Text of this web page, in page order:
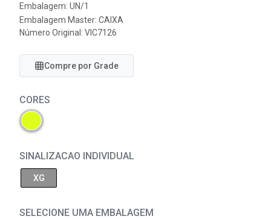
Embalagem: UN/1
Embalagem Master: CAIXA
Número Original: VIC7126
Compre por Grade
CORES
SINALIZACAO INDIVIDUAL
XG
SELECIONE UMA EMBALAGEM